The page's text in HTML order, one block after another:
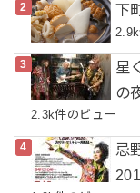
下
星
の
2.3k件のビュー
忌